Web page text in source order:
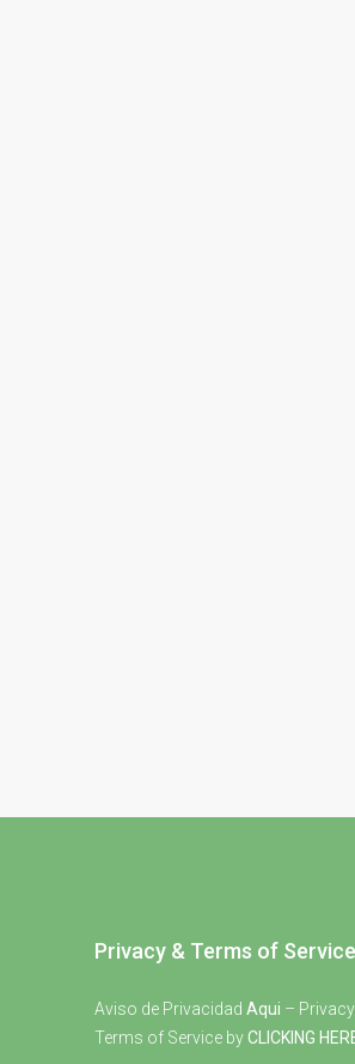
Privacy & Terms of Service
Aviso de Privacidad Aqui –
Terms of Service byCLICKING